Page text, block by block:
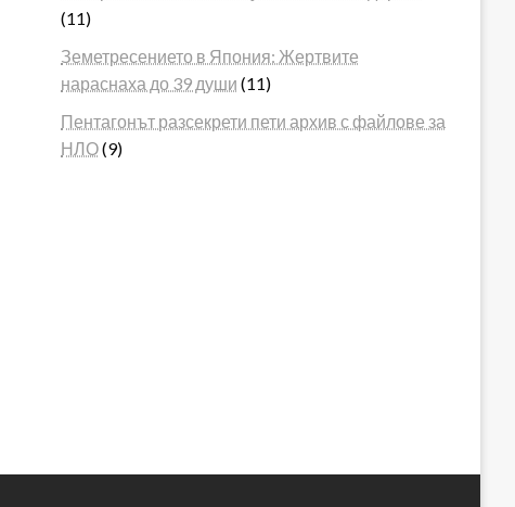
(11)
Земетресението в Япония: Жертвите
нараснаха до 39 души (11)
Пентагонът разсекрети пети архив с файлове за
НЛО(9)